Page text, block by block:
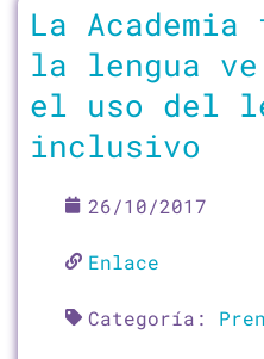
La
la lengua
el uso del
inclusivo
26/10/2017
Enlace
Categoría: